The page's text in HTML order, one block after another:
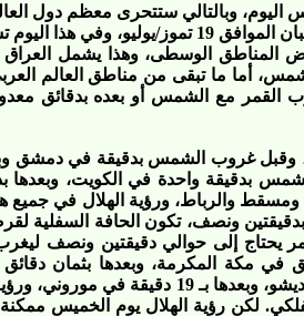
اليوم، وبالتالي ستتحرى معظم دول
هلال شهر رمضان سوية يوم الخميس التاسع والعشرين من شهر شعبان الموافق 19
وبعض المناطق الوسطى، وهذا يشمل
أما ما تبقى من مناطق العالم
مع الشمس أو بعده بدقائق
وقبل غروب الشمس بدقيقة في دمشق
بدقيقة واحدة في الكويت، وبعدها
ومسقط والرباط، ورؤية الهلال في جميع
ونصف، تكون الحافة السفلية
يحتاج إلى حوالي دقيقتين ونصف
مكة المكرمة، وبعدها بثمان
وبعدها بـ 10 دقائق في الخرطوم وجيبوتي، وبعدها بـ 14 دقيقة في مقديشو،
لكن رؤية الهلال يوم الخميس